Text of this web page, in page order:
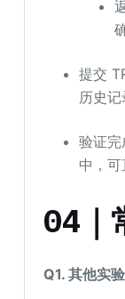
提交
历史记
验证完
中，可
04｜
Q1. 其他实